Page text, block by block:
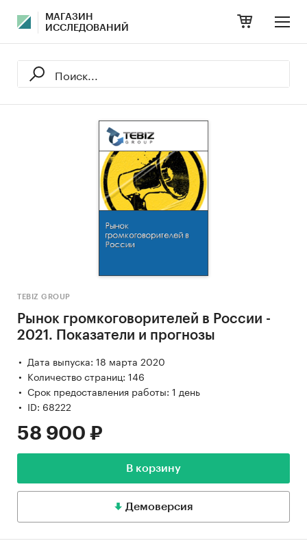
МАГАЗИН
ИССЛЕДОВАНИЙ
TEBIZ GROUP
Рынок громкоговорителей в России -
2021. Показатели и прогнозы
Дата выпуска: 18 марта 2020
Количество страниц: 146
Срок предоставления работы: 1 день
ID: 68222
58 900 ₽
В корзину
Демоверсия